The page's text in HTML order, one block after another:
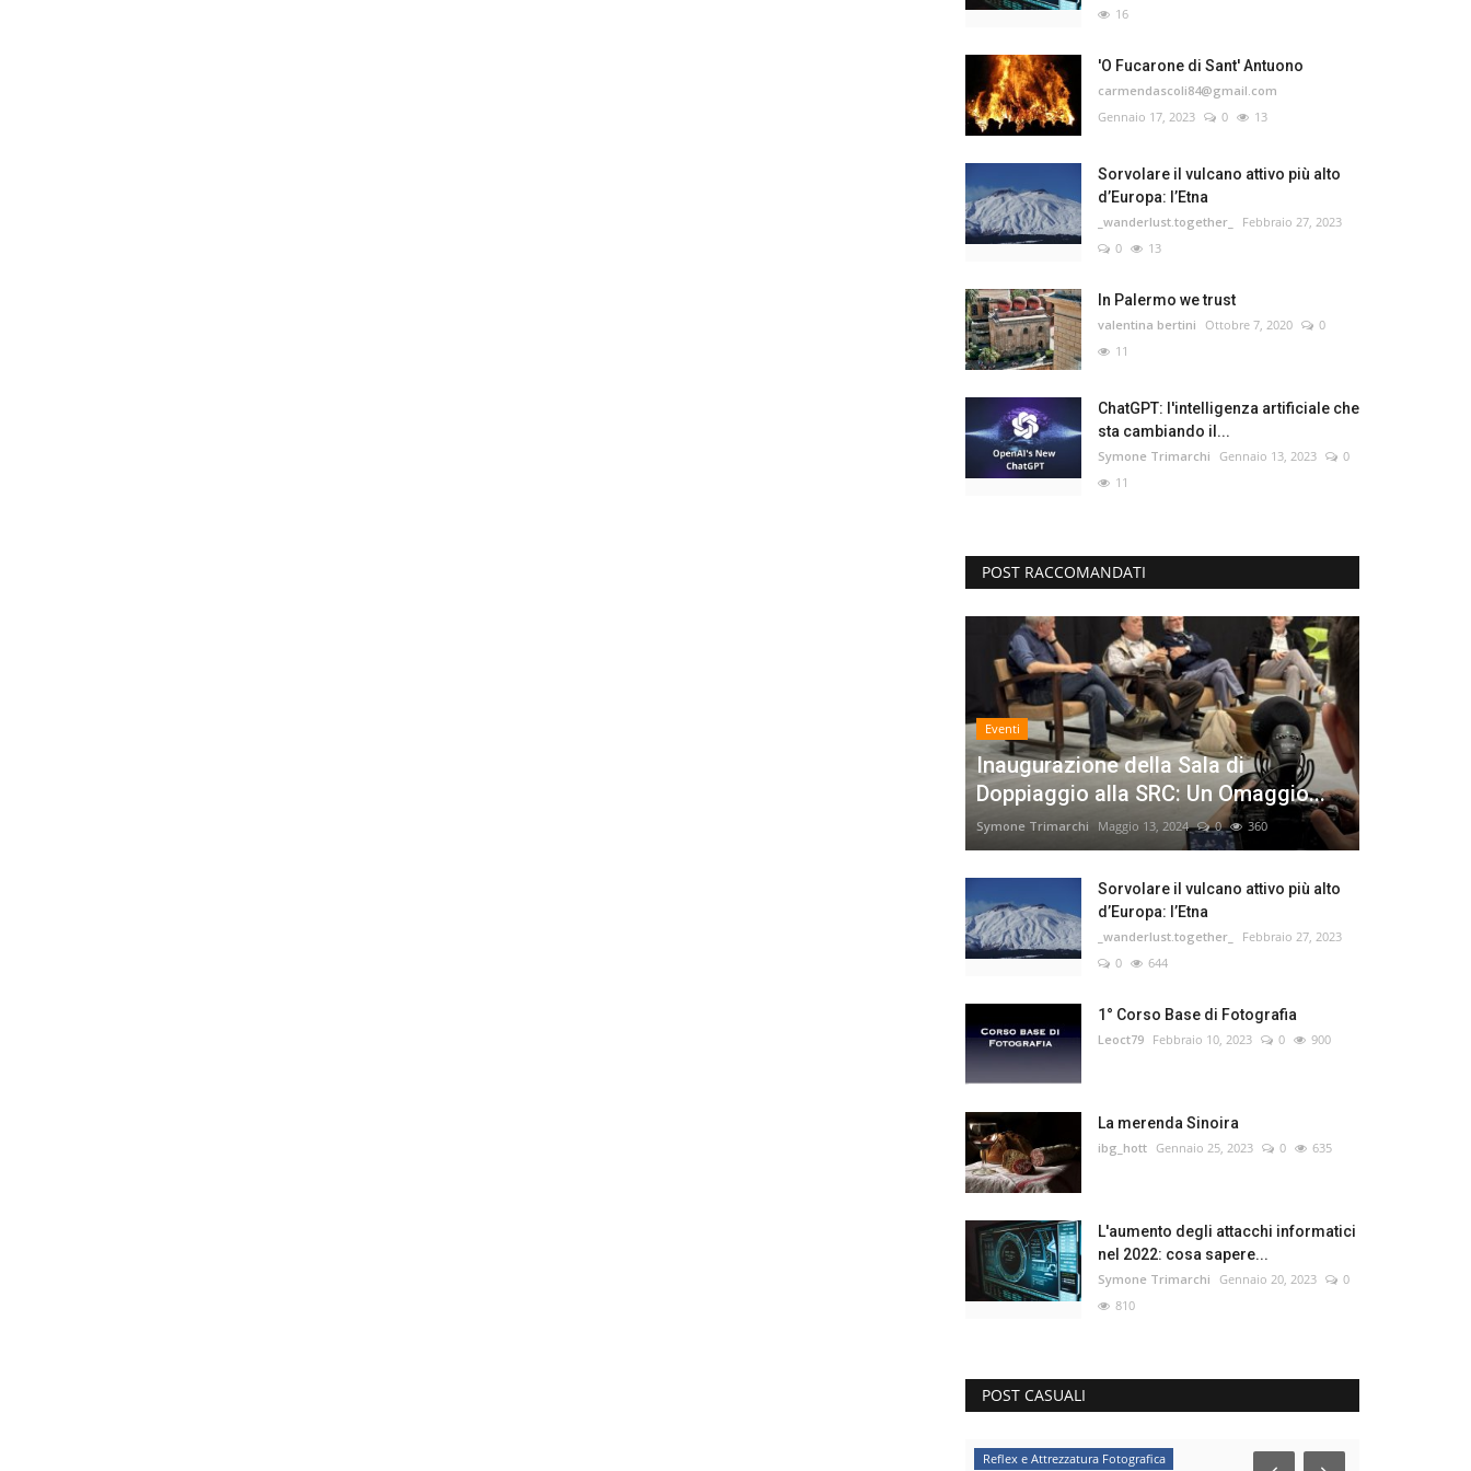
16
'O Fucarone di Sant' Antuono
carmendascoli84@gmail.com
Gennaio 17, 2023
0 13
Sorvolare il vulcano attivo più alto
d’Europa: l’Etna
_wanderlust.together_
Febbraio 27, 2023
0
13
In Palermo we trust
valentina bertini Ottobre 7, 2020
0
11
ChatGPT: l'intelligenza artificiale che
sta cambiando il...
Symone Trimarchi Gennaio 13, 2023
0
11
POST RACCOMANDATI
Eventi
Inaugurazione della Sala di
Doppiaggio alla SRC: Un Omaggio...
Symone Trimarchi Maggio 13, 2024 0 360
Sorvolare il vulcano attivo più alto
d’Europa: l’Etna
_wanderlust.together_
Febbraio 27, 2023
0
644
1° Corso Base di Fotografia
Leoct79 Febbraio 10, 2023 0 900
La merenda Sinoira
ibg_hott Gennaio 25, 2023 0 635
L'aumento degli attacchi informatici
nel 2022: cosa sapere...
Symone Trimarchi Gennaio 20, 2023
0
810
POST CASUALI
Reflex e Attrezzatura Fotografica